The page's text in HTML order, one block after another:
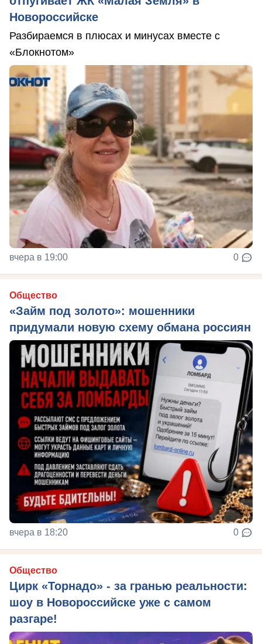
Новороссийске
Разбираемся в плюсах и минусах вместе с
«Блокнотом»
вчера в 19:00 0
Общество
«Займ под золото»: мошенники
придумали новую схему обмана россиян
вчера в 18:20 0
Общество
Цирк «Торнадо» - за гранью реальности:
шоу в Новороссийске уже с самом
разгаре!